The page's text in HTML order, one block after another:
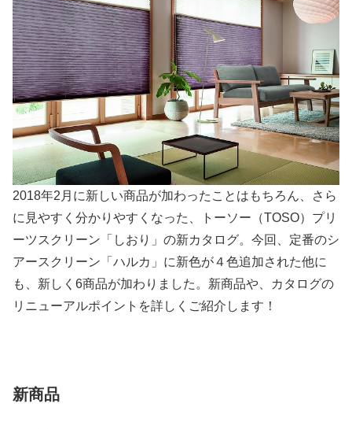
2018年2月に新しい商品が加わったことはもちろん、さら
に見やすく分かりやすくなった、トーソー（TOSO）プリ
ーツスクリーン「しおり」の新カタログ。今回、定番のシ
アースクリーン「ハルカ」に新色が４色追加された他に
も、新しく6商品が加わりました。新商品や、カタログの
リニューアルポイントを詳しくご紹介します！
新商品